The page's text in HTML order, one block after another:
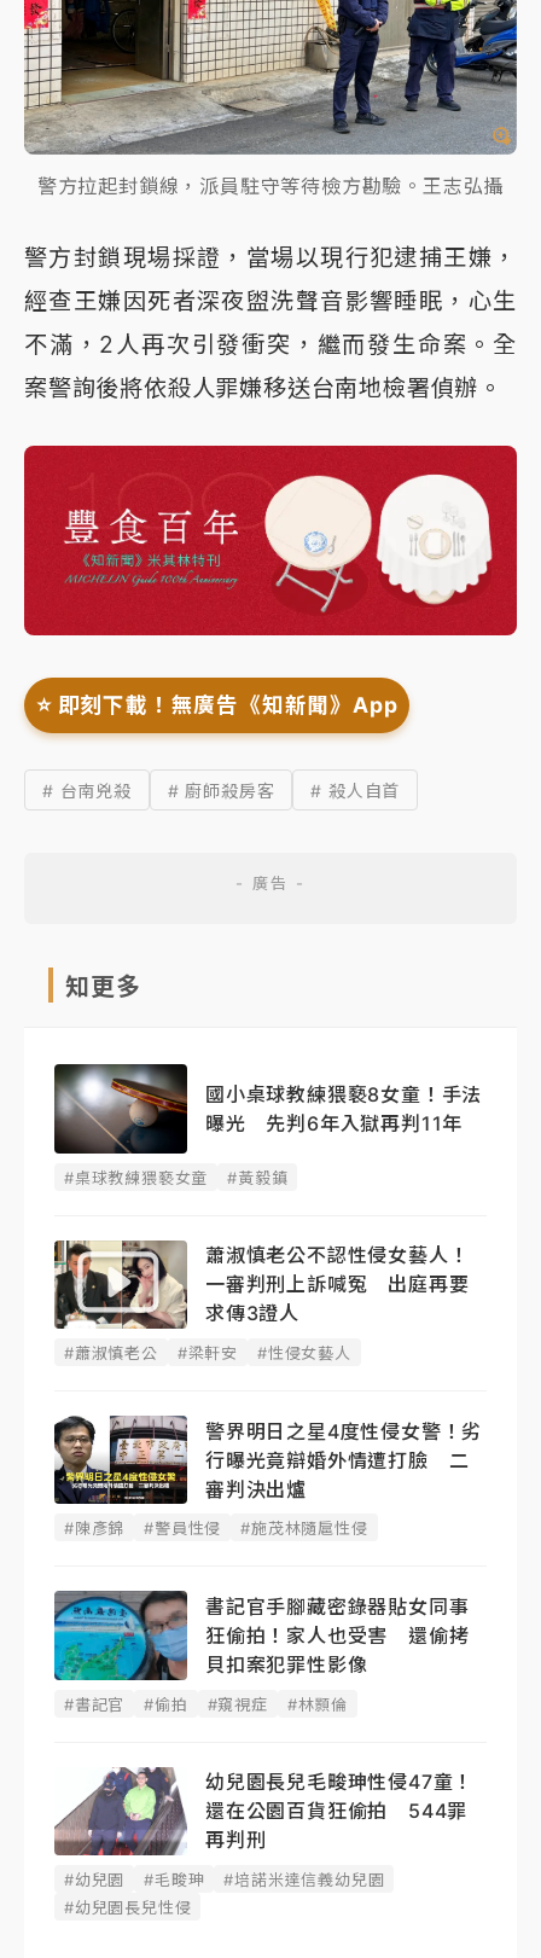
警方拉起封鎖線，派員駐守等待檢方勘驗。王志弘攝
警方封鎖現場採證，當場以現行犯逮捕王嫌，
經查王嫌因死者深夜盥洗聲音影響睡眠，心生
不滿，2人再次引發衝突，繼而發生命案。全
案警詢後將依殺人罪嫌移送台南地檢署偵辦。
⭐️ 即刻下載！無廣告《知新聞》App
# 台南兇殺 # 廚師殺房客 # 殺人自首
知更多
國小桌球教練猥褻8女童！手法
曝光 先判6年入獄再判11年
#桌球教練猥褻女童 #黃毅鎮
蕭淑慎老公不認性侵女藝人！
一審判刑上訴喊冤 出庭再要
求傳3證人
#蕭淑慎老公 #梁軒安 #性侵女藝人
警界明日之星4度性侵女警！劣
行曝光竟辯婚外情遭打臉 二
審判決出爐
#陳彥錦 #警員性侵 #施茂林隨扈性侵
書記官手腳藏密錄器貼女同事
狂偷拍！家人也受害 還偷拷
貝扣案犯罪性影像
#書記官 #偷拍 #窺視症 #林顥倫
幼兒園長兒毛畯珅性侵47童！
還在公園百貨狂偷拍 544罪
再判刑
#幼兒園 #毛畯珅
#培諾米達信義幼兒園
#幼兒園長兒性侵